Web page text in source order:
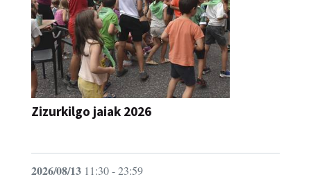
Zizurkilgo jaiak 2026
2026/08/13 11:30 - 23:59